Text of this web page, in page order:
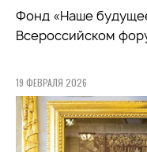
Фонд «Наше
Всероссийском
19 ФЕВРАЛЯ 2026